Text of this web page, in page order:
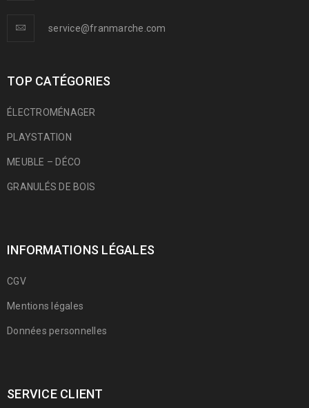
service@franmarche.com
TOP CATÉGORIES
ÉLECTROMÉNAGER
PLAYSTATION
MEUBLE – DÉCO
GRANULÉS DE BOIS
INFORMATIONS LÉGALES
CGV
Mentions légales
Données personnelles
SERVICE CLIENT